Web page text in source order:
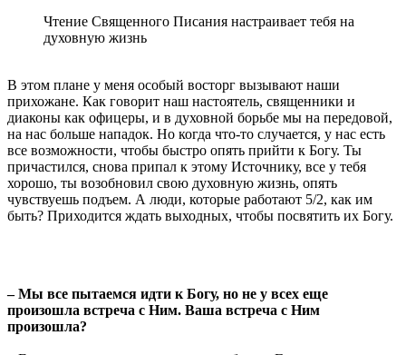
Чтение Священного Писания настраивает тебя на
духовную жизнь
В этом плане у меня особый восторг вызывают наши
прихожане. Как говорит наш настоятель, священники и
диаконы как офицеры, и в духовной борьбе мы на передовой,
на нас больше нападок. Но когда что-то случается, у нас есть
все возможности, чтобы быстро опять прийти к Богу. Ты
причастился, снова припал к этому Источнику, все у тебя
хорошо, ты возобновил свою духовную жизнь, опять
чувствуешь подъем. А люди, которые работают 5/2, как им
быть? Приходится ждать выходных, чтобы посвятить их Богу.
– Мы все пытаемся идти к Богу, но не у всех еще
произошла встреча с Ним. Ваша встреча с Ним
произошла?